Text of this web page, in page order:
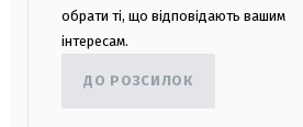
обрати ті, що відповідають вашим
інтересам.
ДО РОЗСИЛОК